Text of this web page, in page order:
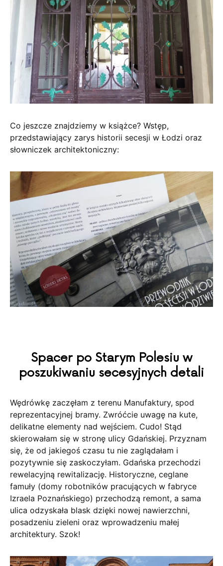
Co jeszcze znajdziemy w książce? Wstęp,
przedstawiający zarys historii secesji w Łodzi oraz
słowniczek architektoniczny:
Spacer po Starym Polesiu w
poszukiwaniu secesyjnych detali
Wędrówkę zaczęłam z terenu Manufaktury, spod
reprezentacyjnej bramy. Zwróćcie uwagę na kute,
delikatne elementy nad wejściem. Cudo! Stąd
skierowałam się w stronę ulicy Gdańskiej. Przyznam
się, że od jakiegoś czasu tu nie zaglądałam i
pozytywnie się zaskoczyłam. Gdańska przechodzi
rewelacyjną rewitalizację. Historyczne, ceglane
famuły (domy robotników pracujących w fabryce
Izraela Poznańskiego) przechodzą remont, a sama
ulica odzyskała blask dzięki nowej nawierzchni,
posadzeniu zieleni oraz wprowadzeniu małej
architektury. Szok!